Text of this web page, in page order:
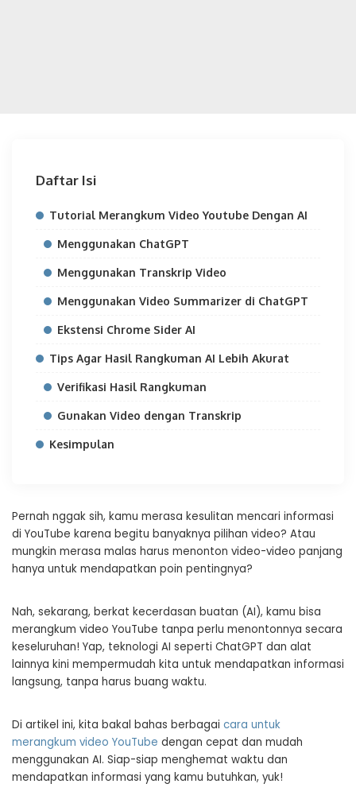
Daftar Isi
Tutorial Merangkum Video Youtube Dengan AI
Menggunakan ChatGPT
Menggunakan Transkrip Video
Menggunakan Video Summarizer di ChatGPT
Ekstensi Chrome Sider AI
Tips Agar Hasil Rangkuman AI Lebih Akurat
Verifikasi Hasil Rangkuman
Gunakan Video dengan Transkrip
Kesimpulan
Pernah nggak sih, kamu merasa kesulitan mencari informasi
di YouTube karena begitu banyaknya pilihan video? Atau
mungkin merasa malas harus menonton video-video panjang
hanya untuk mendapatkan poin pentingnya?
Nah, sekarang, berkat kecerdasan buatan (AI), kamu bisa
merangkum video YouTube tanpa perlu menontonnya secara
keseluruhan! Yap, teknologi AI seperti ChatGPT dan alat
lainnya kini mempermudah kita untuk mendapatkan informasi
langsung, tanpa harus buang waktu.
Di artikel ini, kita bakal bahas berbagai cara untuk
merangkum video YouTube dengan cepat dan mudah
menggunakan AI. Siap-siap menghemat waktu dan
mendapatkan informasi yang kamu butuhkan, yuk!